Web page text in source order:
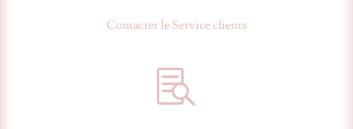
Contacter le Service clients
